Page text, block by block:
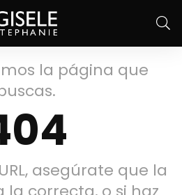
la página que
asegúrate que la